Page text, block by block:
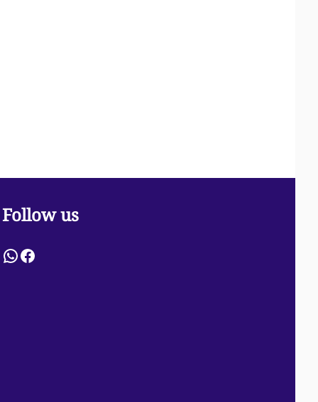
Follow us
WhatsApp
Facebook